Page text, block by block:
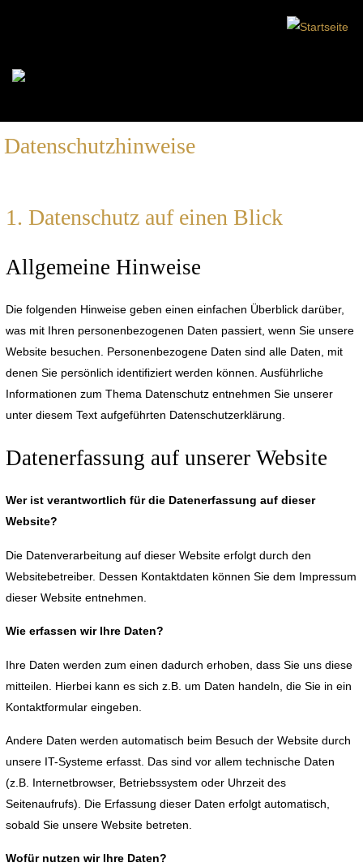
Datenschutzhinweise
1. Datenschutz auf einen Blick
Allgemeine Hinweise
Die folgenden Hinweise geben einen einfachen Überblick darüber,
was mit Ihren personenbezogenen Daten passiert, wenn Sie unsere
Website besuchen. Personenbezogene Daten sind alle Daten, mit
denen Sie persönlich identifiziert werden können. Ausführliche
Informationen zum Thema Datenschutz entnehmen Sie unserer
unter diesem Text aufgeführten Datenschutzerklärung.
Datenerfassung auf unserer Website
Wer ist verantwortlich für die Datenerfassung auf dieser
Website?
Die Datenverarbeitung auf dieser Website erfolgt durch den
Websitebetreiber. Dessen Kontaktdaten können Sie dem Impressum
dieser Website entnehmen.
Wie erfassen wir Ihre Daten?
Ihre Daten werden zum einen dadurch erhoben, dass Sie uns diese
mitteilen. Hierbei kann es sich z.B. um Daten handeln, die Sie in ein
Kontaktformular eingeben.
Andere Daten werden automatisch beim Besuch der Website durch
unsere IT-Systeme erfasst. Das sind vor allem technische Daten
(z.B. Internetbrowser, Betriebssystem oder Uhrzeit des
Seitenaufrufs). Die Erfassung dieser Daten erfolgt automatisch,
sobald Sie unsere Website betreten.
Wofür nutzen wir Ihre Daten?